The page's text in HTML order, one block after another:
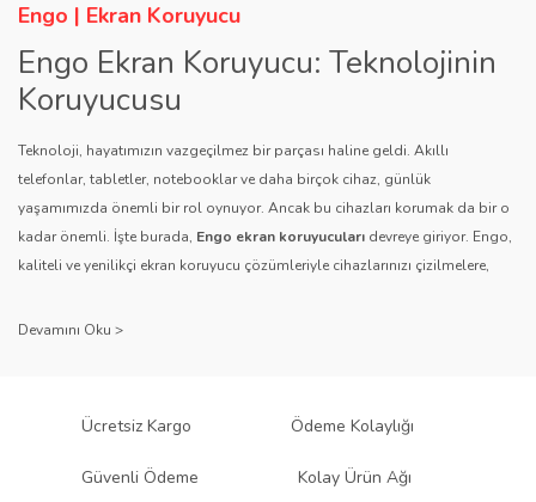
Engo | Ekran Koruyucu
Engo Ekran Koruyucu: Teknolojinin
Koruyucusu
Teknoloji, hayatımızın vazgeçilmez bir parçası haline geldi. Akıllı
telefonlar, tabletler, notebooklar ve daha birçok cihaz, günlük
yaşamımızda önemli bir rol oynuyor. Ancak bu cihazları korumak da bir o
kadar önemli. İşte burada, Engo ekran koruyucuları devreye giriyor. Engo,
kaliteli ve yenilikçi ekran koruyucu çözümleriyle cihazlarınızı çizilmelere,
sağlıyor.
Engo ekran koruyucuları
, uzun yıllara dayanan tecrübesi ve teknolojiye
ürününü titiz bir kalite kontrol sürecinden geçirir. Kullanıcı dostu tasarımı
Ücretsiz Kargo Ödeme Kolaylığı
Güvenli Ödeme Kolay Ürün Ağı